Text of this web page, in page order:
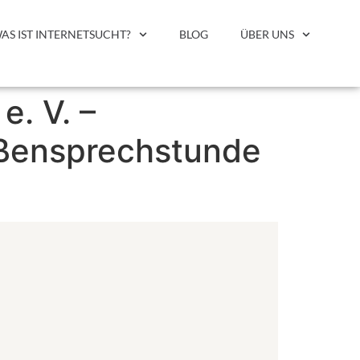
IST INTERNETSUCHT? BLOG ÜBER UNS
V. –